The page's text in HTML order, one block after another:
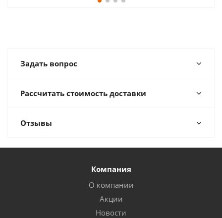
Задать вопрос
Рассчитать стоимость доставки
Отзывы
Компания
О компании
Акции
Новости